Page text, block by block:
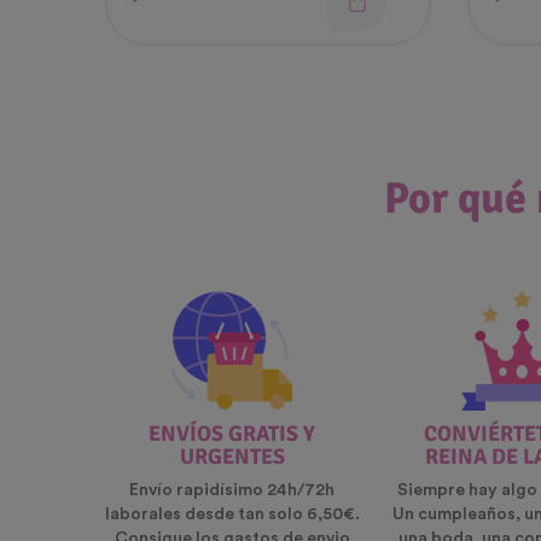
Por
ENVÍOS GRATIS Y
URGENTES
Envío rapidísimo 24h/72h
laborales desde tan solo 6,50€.
REINA DE
Siempre hay
Un cumpleaños,